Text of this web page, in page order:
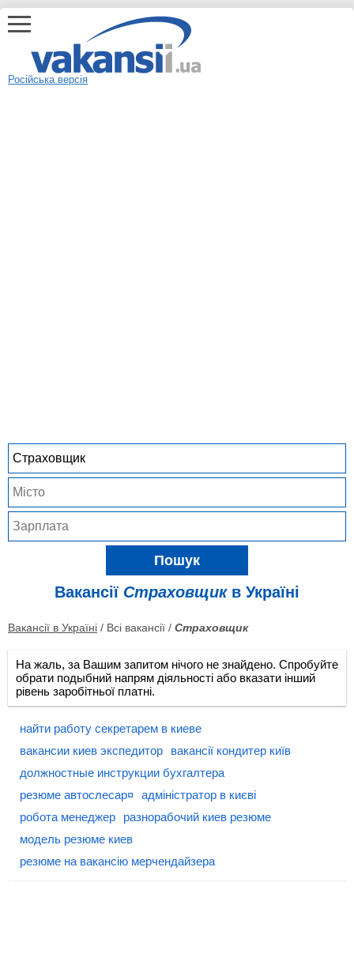
Російська версія
Пошук
Вакансії Страховщикв Україні
Вакансії в Україні / Всі вакансії / Страховщик
На жаль, за Вашим запитом нічого не знайдено. Спробуйте
обрати подыбний напрям діяльності або вказати інший
рівень заробітньої платні.
найти работу секретарем в киеве
вакансии киев экспедитор
вакансії кондитер київ
должностные инструкции бухгалтера
резюме автослесар¤ адміністратор в києві
робота менеджер
разнорабочий киев резюме
модель резюме киев
резюме на вакансію мерчендайзера